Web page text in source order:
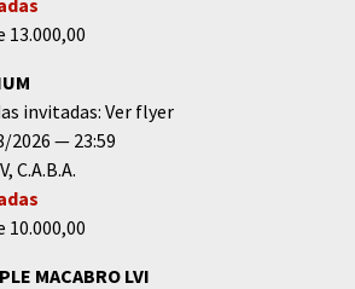
13.000,00
invitadas: Ver flyer
2026
23:59
C.A.B.A.
10.000,00
MACABRO LVI